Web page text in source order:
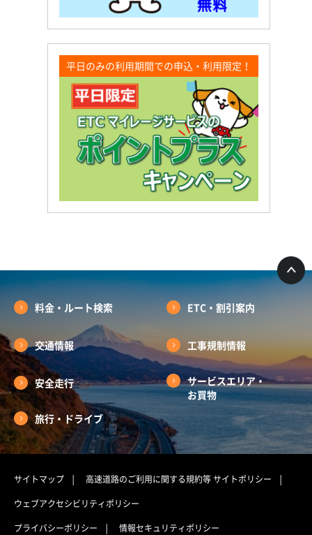
平日のみの利用期間での申込・利用限定！
料金・ルート検索 ETC・割引案内
交通情報 工事規制情報
安全走行
サービスエリア・
お買物
旅行・ドライブ
サイトマップ 高速道路のご利用に関する規約等サイトポリシー
ウェブアクセシビリティポリシー
プライバシーポリシー
情報セキュリティポリシー